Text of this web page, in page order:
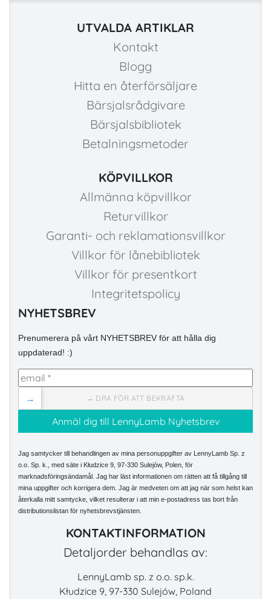
UTVALDA ARTIKLAR
Kontakt
Blogg
Hitta en återförsäljare
Bärsjalsrådgivare
Bärsjalsbibliotek
Betalningsmetoder
KÖPVILLKOR
Allmänna köpvillkor
Returvillkor
Garanti- och reklamationsvillkor
Villkor för lånebibliotek
Villkor för presentkort
Integritetspolicy
NYHETSBREV
Prenumerera på vårt NYHETSBREV för att hålla dig
uppdaterad! :)
→ DRA FÖR ATT BEKRÄFTA
→
Jag samtycker till behandlingen av mina personuppgifter av LennyLamb Sp. z
o.o. Sp. k., med säte i Kłudzice 9, 97-330 Sulejów, Polen, för
marknadsföringsändamål. Jag har läst informationen om rätten att få tillgång till
mina uppgifter och korrigera dem. Jag är medveten om att jag när som helst kan
återkalla mitt samtycke, vilket resulterar i att min e-postadress tas bort från
distributionslistan för nyhetsbrevstjänsten.
KONTAKTINFORMATION
Detaljorder behandlas av:
LennyLamb sp. z o.o. sp.k.
Kłudzice 9, 97-330 Sulejów, Poland